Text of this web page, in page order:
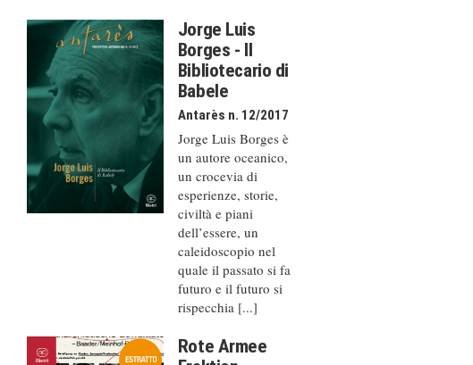
Jorge Luis
Borges - Il
Bibliotecario di
Babele
Antarès n. 12/2017
Jorge Luis Borges è
un autore oceanico,
un crocevia di
esperienze, storie,
civiltà e piani
dell’essere, un
caleido­scopio nel
quale il passato si fa
futuro e il futuro si
rispecchia [...]
Rote Armee